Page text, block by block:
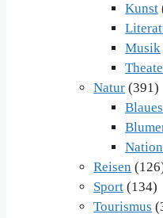
Kunst
Musik
Natur (391)
Reisen
Sport (134)
Tourismus